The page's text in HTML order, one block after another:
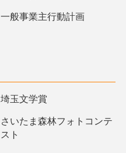
一般事業主行動計画
埼玉文学賞
さいたま森林フォトコンテ
スト